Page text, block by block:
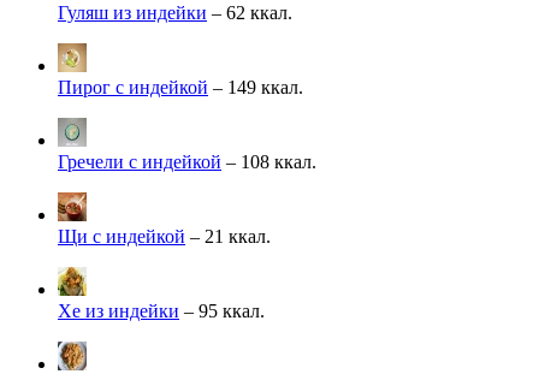
Гуляш из индейки – 62 ккал.
Пирог с индейкой – 149 ккал.
Гречели с индейкой – 108 ккал.
Щи с индейкой – 21 ккал.
Хе из индейки – 95 ккал.